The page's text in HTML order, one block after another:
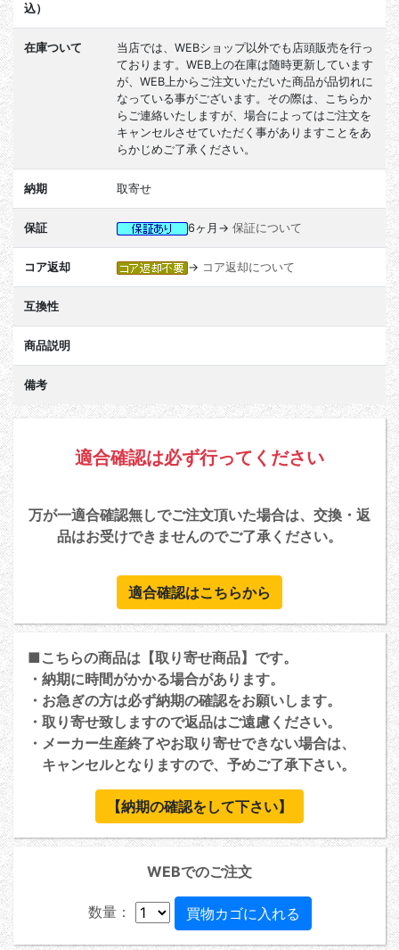
込）
在庫ついて
当店では、WEBショップ以外でも店頭販売を行っ
ております。WEB上の在庫は随時更新しています
が、WEB上からご注文いただいた商品が品切れに
なっている事がございます。その際は、こちらか
らご連絡いたしますが、場合によってはご注文を
キャンセルさせていただく事がありますことをあ
らかじめご了承ください。
納期 取寄せ
保証 6ヶ月→ 保証について
コア返却 → コア返却について
互換性
商品説明
備考
適合確認は必ず行ってください
万が一適合確認無しでご注文頂いた場合は、交換・返
品はお受けできませんのでご了承ください。
適合確認はこちらから
■こちらの商品は【取り寄せ商品】です。
・納期に時間がかかる場合があります。
・お急ぎの方は必ず納期の確認をお願いします。
・取り寄せ致しますので返品はご遠慮ください。
・メーカー生産終了やお取り寄せできない場合は、
キャンセルとなりますので、予めご了承下さい。
【納期の確認をして下さい】
WEBでのご注文
数量：